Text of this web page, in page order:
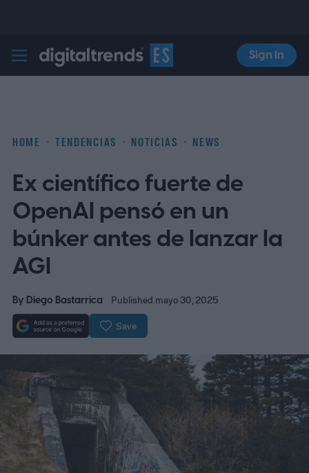
Digital Trends Español
Sign In
HOME TENDENCIAS NOTICIAS NEWS
Ex científico fuerte de
OpenAI pensó en un
búnker antes de lanzar la
AGI
By Diego Bastarrica Published mayo 30, 2025
Save